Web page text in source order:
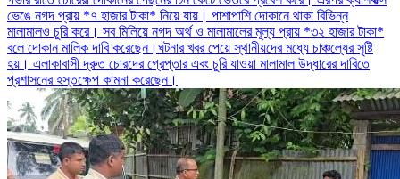
ভেঙে নগদ প্রায় *৭ হাজার টাকা* নিয়ে যায়। পাশাপাশি দোকানে থাকা বিভিন্ন
মালামালও চুরি করে। সব মিলিয়ে নগদ অর্থ ও মালামালের মূল্য প্রায় *৩২ হাজার টাকা*
বলে দোকান মালিক দাবি করেছেন।ঘটনার খবর পেয়ে স্থানীয়দের মধ্যে চাঞ্চল্যের সৃষ্টি
হয়। এলাকাবাসী দ্রুত চোরদের গ্রেপ্তার এবং চুরি যাওয়া মালামাল উদ্ধারের দাবিতে
প্রশাসনের হস্তক্ষেপ কামনা করেছেন।